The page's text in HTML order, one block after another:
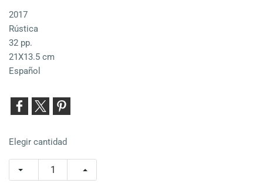
2017
Rústica
32 pp.
21X13.5 cm
Español
Elegir cantidad